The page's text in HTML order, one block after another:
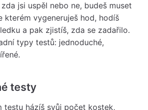
jsi uspěl nebo ne, budeš muset
kterém vygeneruješ hod, hodíš
a pak zjistíš, zda se zadařilo.
typy testů: jednoduché,
testy
testu házíš svůj počet kostek,